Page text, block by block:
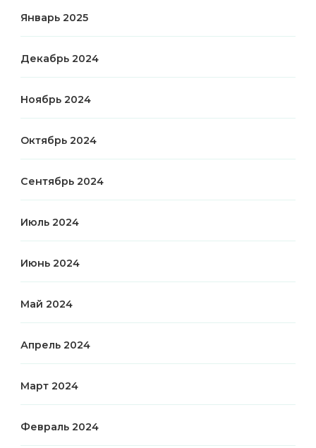
Январь 2025
Декабрь 2024
Ноябрь 2024
Октябрь 2024
Сентябрь 2024
Июль 2024
Июнь 2024
Май 2024
Апрель 2024
Март 2024
Февраль 2024